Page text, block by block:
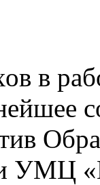
в
УМЦ